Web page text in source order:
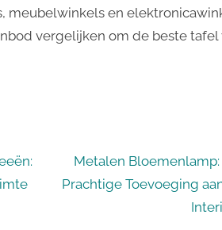
meubelwinkels en
vergelijken om de beste tafel
N
e
Metalen Bloemenlamp:
Prachtige Toevoeging